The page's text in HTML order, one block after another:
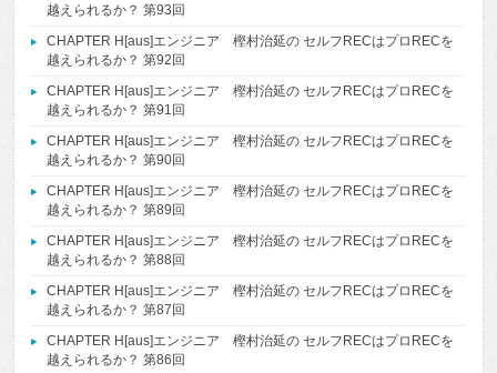
越えられるか？ 第93回
CHAPTER H[aus]エンジニア 樫村治延の セルフRECはプロRECを
越えられるか？ 第92回
CHAPTER H[aus]エンジニア 樫村治延の セルフRECはプロRECを
越えられるか？ 第91回
CHAPTER H[aus]エンジニア 樫村治延の セルフRECはプロRECを
越えられるか？ 第90回
CHAPTER H[aus]エンジニア 樫村治延の セルフRECはプロRECを
越えられるか？ 第89回
CHAPTER H[aus]エンジニア 樫村治延の セルフRECはプロRECを
越えられるか？ 第88回
CHAPTER H[aus]エンジニア 樫村治延の セルフRECはプロRECを
越えられるか？ 第87回
CHAPTER H[aus]エンジニア 樫村治延の セルフRECはプロRECを
越えられるか？ 第86回